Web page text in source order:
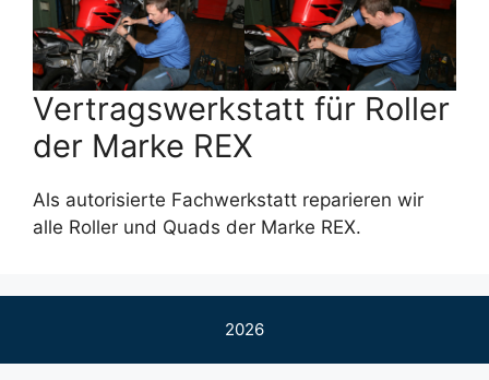
Vertragswerkstatt für Roller
der Marke REX
Als autorisierte Fachwerkstatt reparieren wir
alle Roller und Quads der Marke REX.
2026